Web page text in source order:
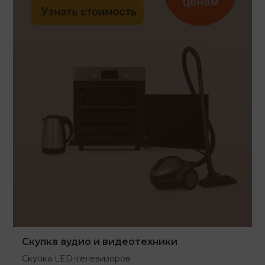
Скупка аудио и видеотехники
Скупка LED-телевизоров